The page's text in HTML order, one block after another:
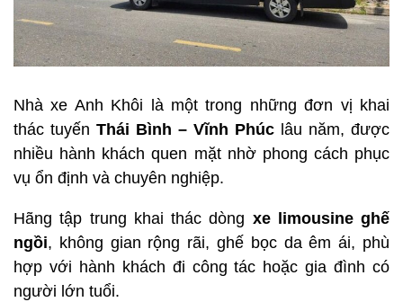
Nhà xe Anh Khôi là một trong những đơn vị khai
thác tuyến Thái Bình – Vĩnh Phúc lâu năm, được
nhiều hành khách quen mặt nhờ phong cách phục
vụ ổn định và chuyên nghiệp.
Hãng tập trung khai thác dòng xe limousine ghế
ngồi, không gian rộng rãi, ghế bọc da êm ái, phù
hợp với hành khách đi công tác hoặc gia đình có
người lớn tuổi.